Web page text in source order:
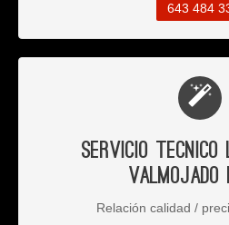
643 484
Servicio Tecnico
Valmojado
Relación calidad /